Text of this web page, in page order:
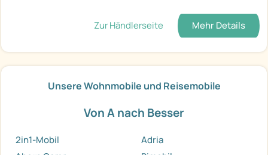
Zur Händlerseite Mehr Details
Unsere Wohnmobile und Reisemobile
Von A nach Besser
2in1-Mobil
Adria